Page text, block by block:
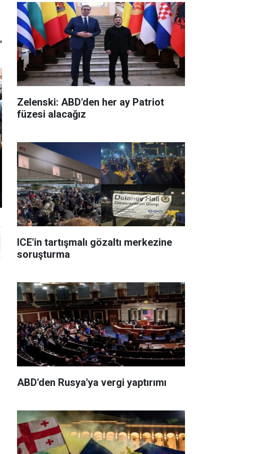
Zelenski: ABD'den her ay Patriot
füzesi alacağız
ICE'in tartışmalı gözaltı merkezine
soruşturma
ABD'den Rusya'ya vergi yaptırımı